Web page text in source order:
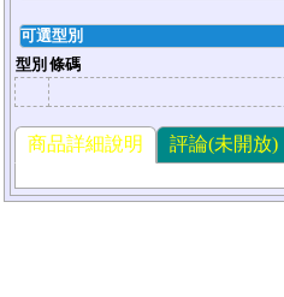
可選型別
型別 條碼
商品詳細說明 評論(未開放)